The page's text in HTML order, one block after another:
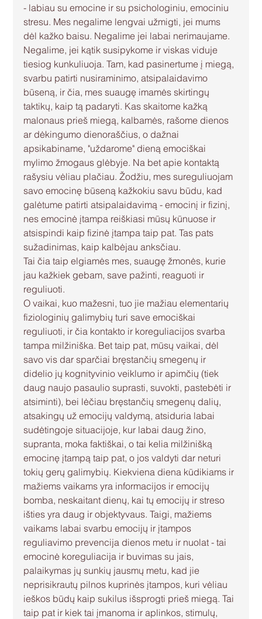
- labiau su emocine ir su psichologiniu, emociniu
stresu. Mes negalime lengvai užmigti, jei mums
dėl kažko baisu. Negalime jei labai nerimaujame.
Negalime, jei kątik susipykome ir viskas viduje
tiesiog kunkuliuoja. Tam, kad pasinertume į miegą,
svarbu patirti nusiraminimo, atsipalaidavimo
būseną, ir čia, mes suaugę imamės skirtingų
taktikų, kaip tą padaryti. Kas skaitome kažką
malonaus prieš miegą, kalbamės, rašome dienos
ar dėkingumo dienoraščius, o dažnai
apsikabiname, "uždarome" dieną emociškai
mylimo žmogaus glėbyje. Na bet apie kontaktą
rašysiu vėliau plačiau. Žodžiu, mes sureguliuojam
savo emocinę būseną kažkokiu savu būdu, kad
galėtume patirti atsipalaidavimą - emocinį ir fizinį,
nes emocinė įtampa reiškiasi mūsų kūnuose ir
atsispindi kaip fizinė įtampa taip pat. Tas pats
sužadinimas, kaip kalbėjau anksčiau.
Tai čia taip elgiamės mes, suaugę žmonės, kurie
jau kažkiek gebam, save pažinti, reaguoti ir
reguliuoti.
O vaikai, kuo mažesni, tuo jie mažiau elementarių
fiziologinių galimybių turi save emociškai
reguliuoti, ir čia kontakto ir koreguliacijos svarba
tampa milžiniška. Bet taip pat, mūsų vaikai, dėl
savo vis dar sparčiai bręstančių smegenų ir
didelio jų kognityvinio veiklumo ir apimčių (tiek
daug naujo pasaulio suprasti, suvokti, pastebėti ir
atsiminti), bei lėčiau bręstančių smegenų dalių,
atsakingų už emocijų valdymą, atsiduria labai
sudėtingoje situacijoje, kur labai daug žino,
supranta, moka faktiškai, o tai kelia milžinišką
emocinę įtampą taip pat, o jos valdyti dar neturi
tokių gerų galimybių. Kiekviena diena kūdikiams ir
mažiems vaikams yra informacijos ir emocijų
bomba, neskaitant dienų, kai tų emocijų ir streso
išties yra daug ir objektyvaus. Taigi, mažiems
vaikams labai svarbu emocijų ir įtampos
reguliavimo prevencija dienos metu ir nuolat - tai
emocinė koreguliacija ir buvimas su jais,
palaikymas jų sunkių jausmų metu, kad jie
neprisikrautų pilnos kuprinės įtampos, kuri vėliau
ieškos būdų kaip sukilus išsprogti prieš miegą. Tai
taip pat ir kiek tai įmanoma ir aplinkos, stimulų,